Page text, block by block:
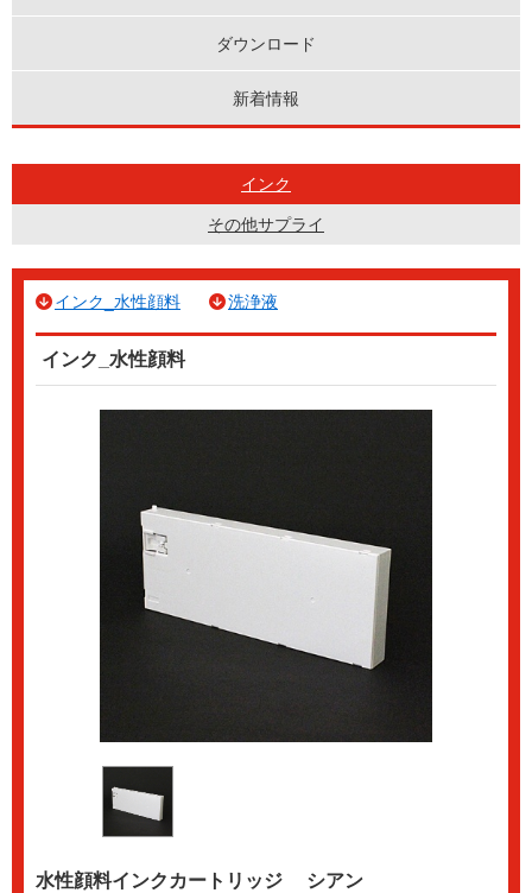
ダウンロード
新着情報
インク
その他サプライ
インク_水性顔料 洗浄液
インク_水性顔料
水性顔料インクカートリッジ シアン